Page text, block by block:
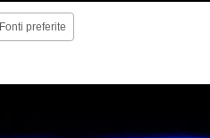
Fonti preferite